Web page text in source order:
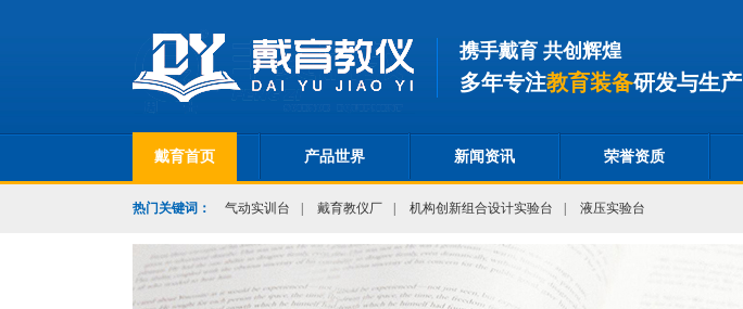
携手戴育 共创辉煌
多年专注教育装备研发与生产
戴育首页 产品世界 新闻资讯 荣誉资质
热门关键词： 气动实训台 戴育教仪厂 机构创新组合设计实验台 液压实验台